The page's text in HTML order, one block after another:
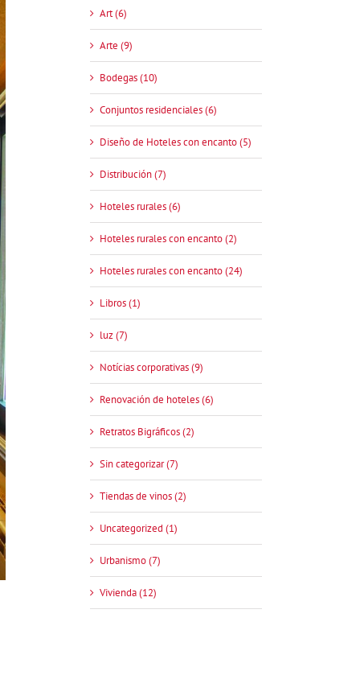
Art (6)
Arte (9)
Bodegas (10)
Conjuntos residenciales (6)
Diseño de Hoteles con encanto (5)
Distribución (7)
Hoteles rurales (6)
Hoteles rurales con encanto (2)
Hoteles rurales con encanto (24)
Libros (1)
luz (7)
Notícias corporativas (9)
Renovación de hoteles (6)
Retratos Bigráficos (2)
Sin categorizar (7)
Tiendas de vinos (2)
Uncategorized (1)
Urbanismo (7)
Vivienda (12)